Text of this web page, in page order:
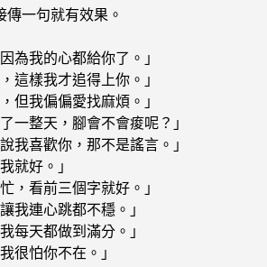
傳一句就有效果。
為我的心都給你了。」
這樣我才追得上你。」
但我偏偏愛找麻煩。」
一整天，腳會不會痠呢？」
我喜歡你，那不是謠言。」
就好。」
，看前三個字就好。」
我連心跳都不穩。」
每天都做到滿分。」
很怕你不在。」